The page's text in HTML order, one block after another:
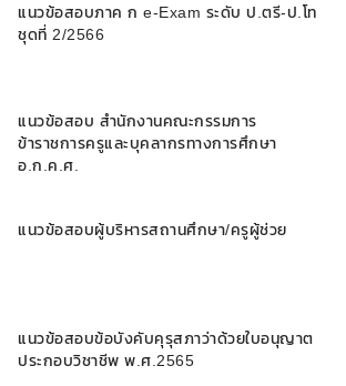
แนวข้อสอบภาค ก e-Exam ระดับ ป.ตรี-ป.โท
ชุดที่ 2/2566
แนวข้อสอบ สำนักงานคณะกรรมการ
ข้าราชการครูและบุคลากรทางการศึกษา
อ.ก.ค.ศ.
แนวข้อสอบผู้บริหารสถานศึกษา/ครูผู้ช่วย
แนวข้อสอบข้อบังคับคุรุสภาว่าด้วยใบอนุญาต
ประกอบวิชาชีพ พ.ศ.2565